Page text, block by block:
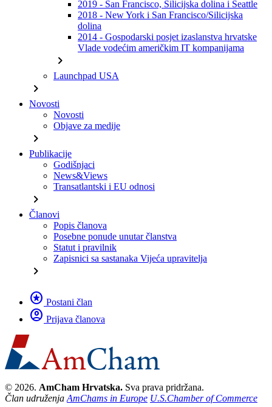
2019 - San Francisco, Silicijska dolina i Seattle
2018 - New York i San Francisco/Silicijska
dolina
2014 - Gospodarski posjet izaslanstva hrvatske
Vlade vodećim američkim IT kompanijama
chevron_right
Launchpad USA
chevron_right
Novosti
Novosti
Objave za medije
chevron_right
Publikacije
Godišnjaci
News&Views
Transatlantski i EU odnosi
chevron_right
Članovi
Popis članova
Posebne ponude unutar članstva
Statut i pravilnik
Zapisnici sa sastanaka Vijeća upravitelja
chevron_right
stars Postani član
account_circle Prijava članova
© 2026. AmCham Hrvatska. Sva prava pridržana.
Član udruženja AmChams in Europe U.S.Chamber of Commerce